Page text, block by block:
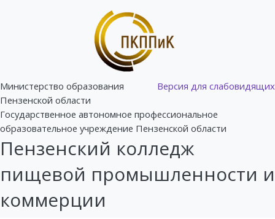
Версия для слабовидящих
Министерство образования
Пензенской области
Государственное автономное профессиональное
образовательное учреждение Пензенской области
Пензенский колледж
пищевой промышленности и
коммерции